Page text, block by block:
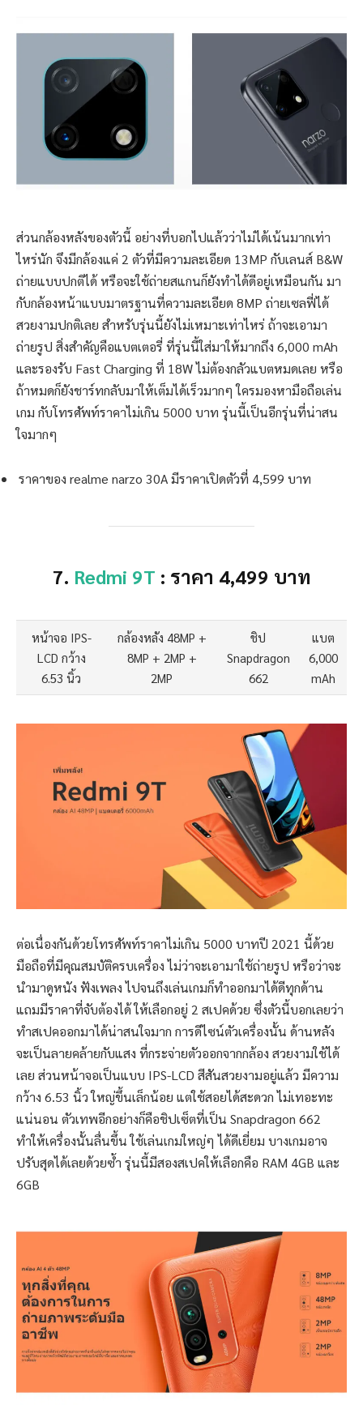
ส่วนกล้องหลังของตัวนี้ อย่างที่บอกไปแล้วว่าไม่ได้เน้นมากเท่า
ไหร่นัก จึงมีกล้องแค่ 2 ตัวที่มีความละเอียด 13MP กับเลนส์ B&W
ถ่ายแบบปกติได้ หรือจะใช้ถ่ายสแกนก็ยังทำได้ดีอยู่เหมือนกัน มา
กับกล้องหน้าแบบมาตรฐานที่ความละเอียด 8MP ถ่ายเซลฟี่ได้
สวยงามปกติเลย สำหรับรุ่นนี้ยังไม่เหมาะเท่าไหร่ ถ้าจะเอามา
ถ่ายรูป สิ่งสำคัญคือแบตเตอรี่ ที่รุ่นนี้ใส่มาให้มากถึง 6,000 mAh
และรองรับ Fast Charging ที่ 18W ไม่ต้องกลัวแบตหมดเลย หรือ
ถ้าหมดก็ยังชาร์ทกลับมาให้เต็มได้เร็วมากๆ ใครมองหามือถือเล่น
เกม กับโทรศัพท์ราคาไม่เกิน 5000 บาท รุ่นนี้เป็นอีกรุ่นที่น่าสน
ใจมากๆ
ราคาของ realme narzo 30A มีราคาเปิดตัวที่ 4,599 บาท
7. Redmi 9T : ราคา 4,499 บาท
หน้าจอ IPS-
LCD กว้าง
6.53 นิ้ว
กล้องหลัง 48MP +
8MP + 2MP +
2MP
ชิป
Snapdragon
662
แบต
6,000
mAh
ต่อเนื่องกันด้วยโทรศัพท์ราคาไม่เกิน 5000 บาทปี 2021 นี้ด้วย
มือถือที่มีคุณสมบัติครบเครื่อง ไม่ว่าจะเอามาใช้ถ่ายรูป หรือว่าจะ
นำมาดูหนัง ฟังเพลง ไปจนถึงเล่นเกมก็ทำออกมาได้ดีทุกด้าน
แถมมีราคาที่จับต้องได้ ให้เลือกอยู่ 2 สเปคด้วย ซึ่งตัวนี้บอกเลยว่า
ทำสเปคออกมาได้น่าสนใจมาก การดีไซน์ตัวเครื่องนั้น ด้านหลัง
จะเป็นลายคล้ายกับแสง ที่กระจ่ายตัวออกจากกล้อง สวยงามใช้ได้
เลย ส่วนหน้าจอเป็นแบบ IPS-LCD สีสันสวยงามอยู่แล้ว มีความ
กว้าง 6.53 นิ้ว ใหญ่ขึ้นเล็กน้อย แต่ใช้สอยได้สะดวก ไม่เทอะทะ
แน่นอน ตัวเทพอีกอย่างก็คือชิปเซ็ตที่เป็น Snapdragon 662
ทำให้เครื่องนั้นลื่นขึ้น ใช้เล่นเกมใหญ่ๆ ได้ดีเยี่ยม บางเกมอาจ
ปรับสุดได้เลยด้วยซ้ำ รุ่นนี้มีสองสเปคให้เลือกคือ RAM 4GB และ
6GB